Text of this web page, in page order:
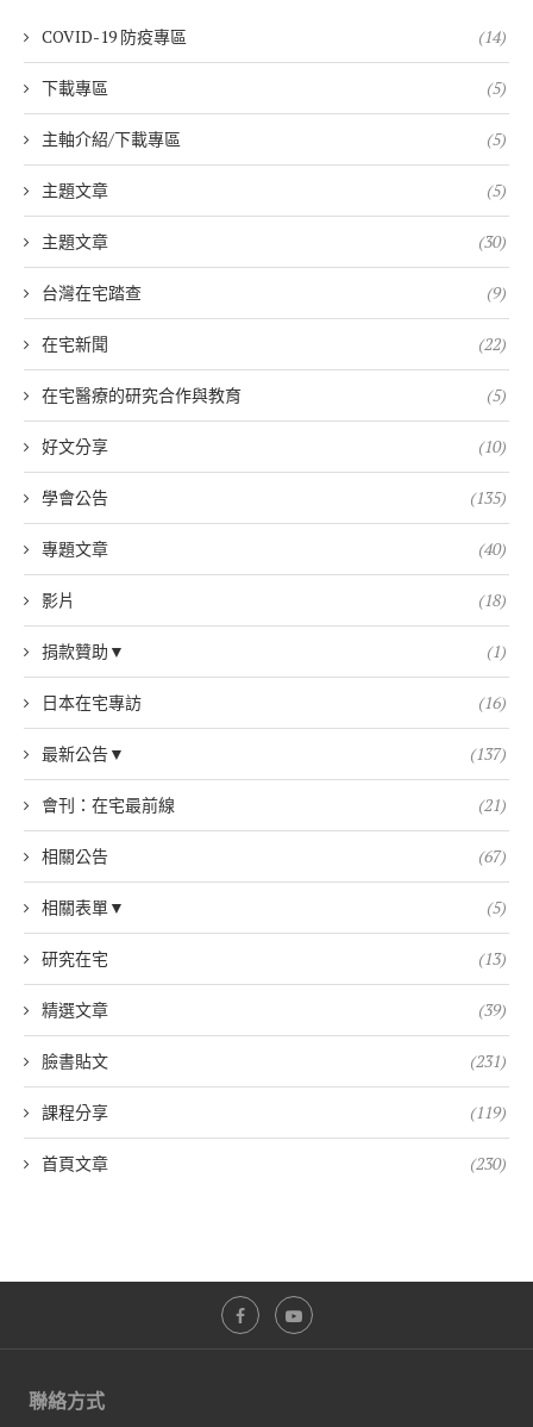
COVID-19 防疫專區 (14)
下載專區 (5)
主軸介紹/下載專區 (5)
主題文章 (5)
主題文章 (30)
台灣在宅踏查 (9)
在宅新聞 (22)
在宅醫療的研究合作與教育 (5)
好文分享 (10)
學會公告 (135)
專題文章 (40)
影片 (18)
捐款贊助▼ (1)
日本在宅專訪 (16)
最新公告▼ (137)
會刊：在宅最前線 (21)
相關公告 (67)
相關表單▼ (5)
研究在宅 (13)
精選文章 (39)
臉書貼文 (231)
課程分享 (119)
首頁文章 (230)
聯絡方式